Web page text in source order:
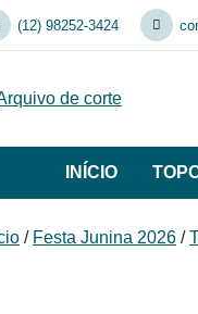
(12) 98252-3424
INÍCIO
/ Festa Junina 2026 /